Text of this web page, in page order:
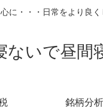
に・・・日常をより良
ないで昼間
銘柄分析